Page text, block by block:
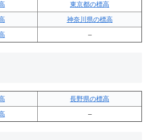
東京都の標高
神奈川県の標高
–
長野県の標高
–